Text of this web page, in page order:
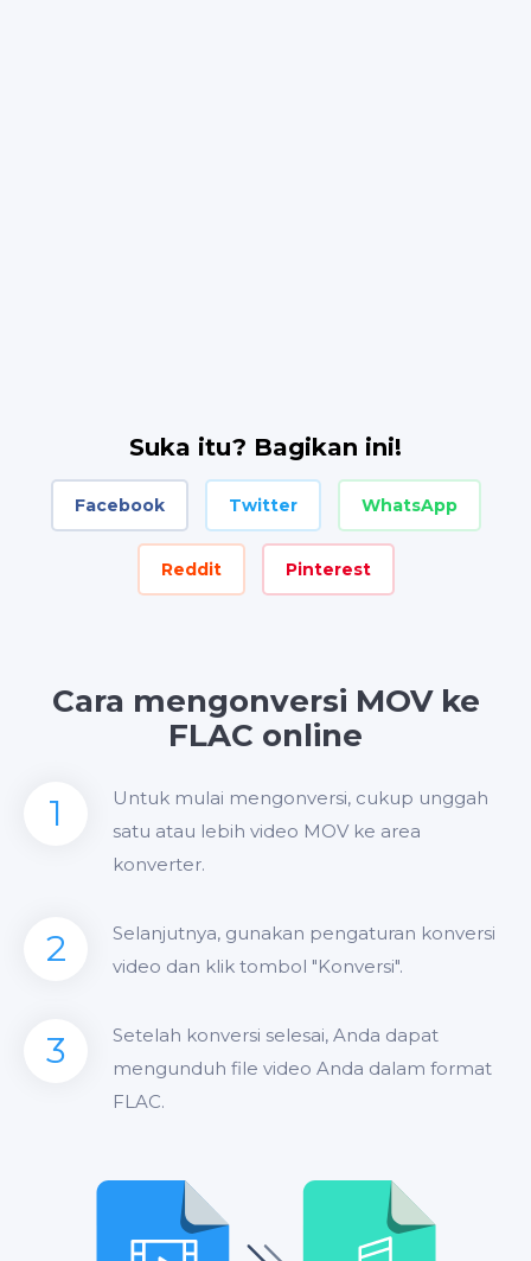
Suka itu? Bagikan ini!
Facebook Twitter WhatsApp
Reddit Pinterest
Cara mengonversi MOV ke
FLAC online
1
Untuk mulai mengonversi, cukup unggah
satu atau lebih video MOV ke area
konverter.
2
Selanjutnya, gunakan pengaturan konversi
video dan klik tombol "Konversi".
3
Setelah konversi selesai, Anda dapat
mengunduh file video Anda dalam format
FLAC.